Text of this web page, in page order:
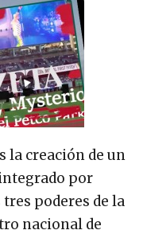
la creación de un
por
poderes de la
nacional de